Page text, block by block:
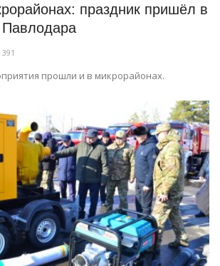
праздник пришёл в
391
прошли и в микрорайонах.